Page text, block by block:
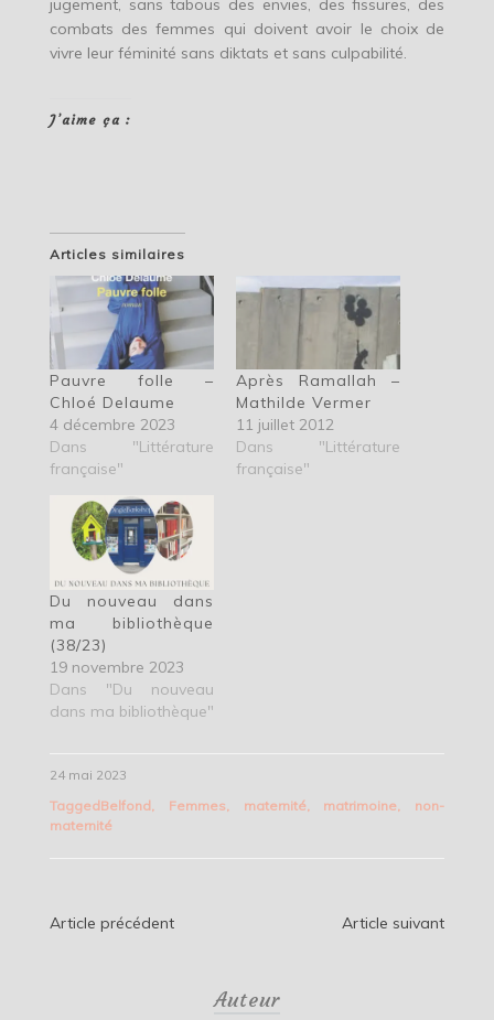
jugement, sans tabous des envies, des fissures, des
combats des femmes qui doivent avoir le choix de
vivre leur féminité sans diktats et sans culpabilité.
J’aime ça :
Articles similaires
Pauvre folle –
Chloé Delaume
4 décembre 2023
Dans "Littérature
française"
Après Ramallah –
Mathilde Vermer
11 juillet 2012
Dans "Littérature
française"
Du nouveau dans
ma bibliothèque
(38/23)
19 novembre 2023
Dans "Du nouveau
dans ma bibliothèque"
24 mai 2023
TaggedBelfond, Femmes maternité matrimoine
non-
maternité
Navigation
Article précédent Article suivant
Auteur